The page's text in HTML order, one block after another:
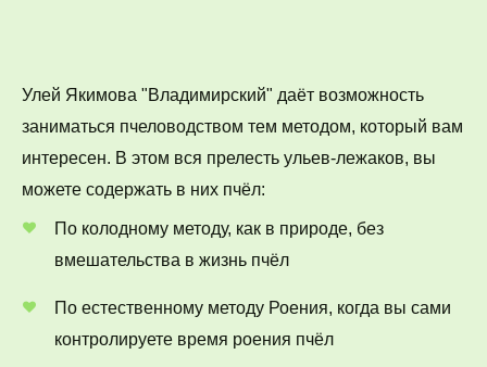
Улей Якимова "Владимирский" даёт возможность
заниматься пчеловодством тем методом, который вам
интересен. В этом вся прелесть ульев-лежаков, вы
можете содержать в них пчёл:
По колодному методу, как в природе, без
вмешательства в жизнь пчёл
По естественному методу Роения, когда вы сами
контролируете время роения пчёл